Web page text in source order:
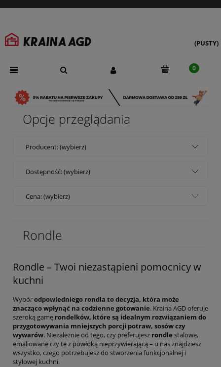
(PUSTY)
Opcje przeglądania
Producent: (wybierz)
Dostępność: (wybierz)
Cena: (wybierz)
Rondle
Rondle – Twoi niezastąpieni pomocnicy w
kuchni
Wybórodpowiedniego rondla to decyzja, która może
znacząco wpłynąć na codzienne gotowanie. Kraina AGD oferuje
szeroką gamę rondelków, które są idealnym rozwiązaniem do
przygotowywania mniejszych porcji potraw, sosów czy
wywarów. Niezależnie od tego, czy preferujesz rondle stalowe,
emaliowane czy te z powłoką nieprzywierającą – u nas znajdziesz
wszystko, czego potrzebujesz do stworzenia funkcjonalnej i
stylowej kuchni.